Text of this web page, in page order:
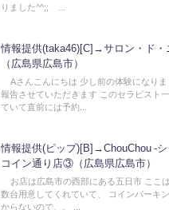
りました^^;; ...
情報提供(taka46)[C]→サロン・ド・
（広島県広島市）
Aさんこんにちは 少し前の体験になりま
報告させていただきます このセラピスト
ていて直前には予約...
情報提供(ピップ)[B]→ChouChou -
コイン通り店③（広島県広島市）
お店は広島市の西部にある五日市 ここ
数台用意してくれていて、 コインパーキ
からないので、。 ...